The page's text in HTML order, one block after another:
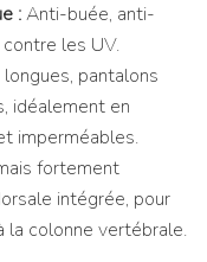
:Anti-buée, anti-
les UV.
longues, pantalons
idéalement en
imperméables.
fortement
intégrée, pour
la colonne vertébrale.